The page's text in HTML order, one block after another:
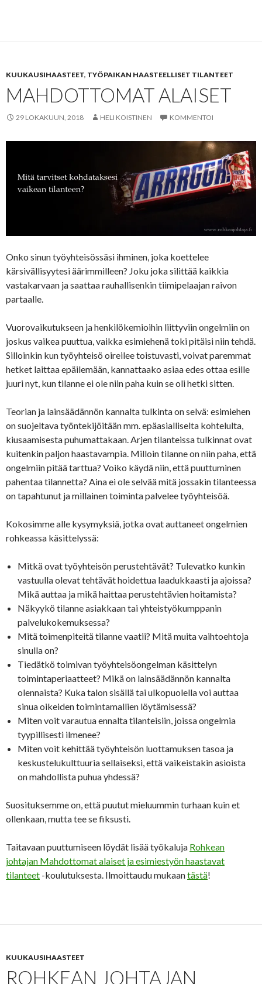
KUUKAUSIHAASTEET, TYÖPAIKAN HAASTEELLISET TILANTEET
MAHDOTTOMAT ALAISET
29 LOKAKUUN, 2018 HELI KOISTINEN KOMMENTOI
Onko sinun työyhteisössäsi ihminen, joka koettelee
kärsivällisyytesi äärimmilleen? Joku joka silittää kaikkia
vastakarvaan ja saattaa rauhallisenkin tiimipelaajan raivon
partaalle.
Vuorovaikutukseen ja henkilökemioihin liittyviin ongelmiin on
joskus vaikea puuttua, vaikka esimiehenä toki pitäisi niin tehdä.
Silloinkin kun työyhteisö oireilee toistuvasti, voivat paremmat
hetket laittaa epäilemään, kannattaako asiaa edes ottaa esille
juuri nyt, kun tilanne ei ole niin paha kuin se oli hetki sitten.
Teorian ja lainsäädännön kannalta tulkinta on selvä: esimiehen
on suojeltava työntekijöitään mm. epäasialliselta kohtelulta,
kiusaamisesta puhumattakaan. Arjen tilanteissa tulkinnat ovat
kuitenkin paljon haastavampia. Milloin tilanne on niin paha, että
ongelmiin pitää tarttua? Voiko käydä niin, että puuttuminen
pahentaa tilannetta? Aina ei ole selvää mitä jossakin tilanteessa
on tapahtunut ja millainen toiminta palvelee työyhteisöä.
Kokosimme alle kysymyksiä, jotka ovat auttaneet ongelmien
rohkeassa käsittelyssä:
Mitkä ovat työyhteisön perustehtävät? Tulevatko kunkin
vastuulla olevat tehtävät hoidettua laadukkaasti ja ajoissa?
Mikä auttaa ja mikä haittaa perustehtävien hoitamista?
Näkyykö tilanne asiakkaan tai yhteistyökumppanin
palvelukokemuksessa?
Mitä toimenpiteitä tilanne vaatii? Mitä muita vaihtoehtoja
sinulla on?
Tiedätkö toimivan työyhteisöongelman käsittelyn
toimintaperiaatteet? Mikä on lainsäädännön kannalta
olennaista? Kuka talon sisällä tai ulkopuolella voi auttaa
sinua oikeiden toimintamallien löytämisessä?
Miten voit varautua ennalta tilanteisiin, joissa ongelmia
tyypillisesti ilmenee?
Miten voit kehittää työyhteisön luottamuksen tasoa ja
keskustelukulttuuria sellaiseksi, että vaikeistakin asioista
on mahdollista puhua yhdessä?
Suosituksemme on, että puutut mieluummin turhaan kuin et
ollenkaan, mutta tee se fiksusti.
Taitavaan puuttumiseen löydät lisää työkaluja Rohkean
johtajan Mahdottomat alaiset ja esimiestyön haastavat
tilanteet -koulutuksesta. Ilmoittaudu mukaantästä!
KUUKAUSIHAASTEET
ROHKEAN JOHTAJAN